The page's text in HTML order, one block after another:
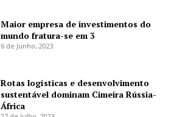
Maior empresa de investimentos do
mundo fratura-se em 3
6 de Junho, 2023
Rotas logísticas e desenvolvimento
sustentável dominam Cimeira Rússia-
África